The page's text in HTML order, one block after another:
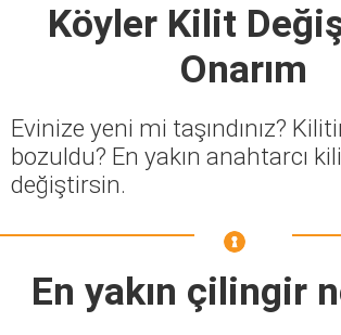
Köyler Kilit
Onarım
Evinize yeni mi taşındınız?
bozuldu? En yakın anahtarcı
değiştirsin.
En yakın çilingir